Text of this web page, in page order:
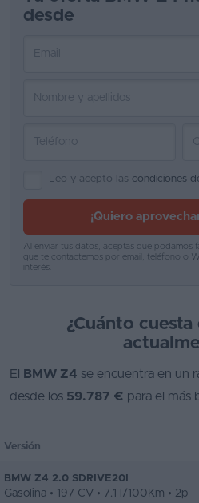
Vender
Blog
Ventas
de
2026
desde
Leo y acepto las condiciones
¡Quiero
Al enviar tus datos, aceptas que podamos
que te contactemos por email, teléfono o
interés.
¿Cuánto
El BMW Z4 se encuentra en un
desde los 59.787 € para el más
Versión
BMW Z4 2.0 SDRIVE20I
Gasolina • 197 CV • 7.1 l/100Km • 2p